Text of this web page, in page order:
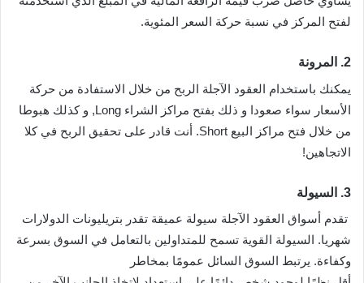
لفتح المركز في نسبة حركة السعر المئوية.
2. المرونة
يمكنك باستخدام العقود الآجلة الربح من خلال الاستفادة من حركة
الأسعار سواء صعودا و ذلك بفتح مراكز الشراء Long, و كذلك هبوطا
من خلال فتح مراكز البيع Short. أنت قادر على تحقيق الربح في كلا
الاتجاهين!
3. السيولة
تقدم أسواق العقود الآجلة سيولة عميقة تقدر بتريليونات الدولارات
شهريا. السيولة القوية تسمح للمتداولين بالتعامل في السوق بسرعة
وكفاءة. يرتبط السوق السائل عمومًا بمخاطر